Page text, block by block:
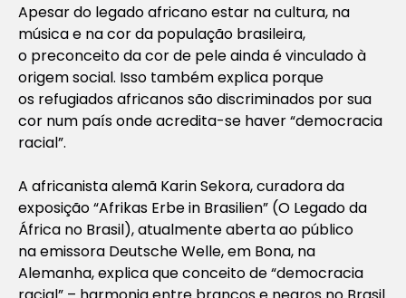
Apesar do legado africano estar na cultura, na
música e na cor da população brasileira,
o preconceito da cor de pele ainda é vinculado à
origem social. Isso também explica porque
os refugiados africanos são discriminados por sua
cor num país onde acredita-se haver “democracia
racial”.
A africanista alemã Karin Sekora, curadora da
exposição “Afrikas Erbe in Brasilien” (O Legado da
África no Brasil), atualmente aberta ao público
na emissora Deutsche Welle, em Bona, na
Alemanha, explica que conceito de “democracia